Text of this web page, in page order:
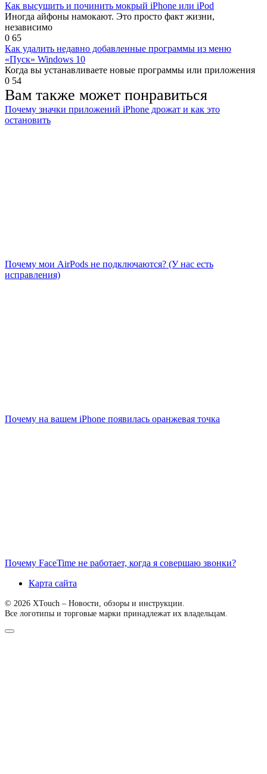
Как высушить и починить мокрый iPhone или iPod
Иногда айфоны намокают. Это просто факт жизни,
независимо
0 65
Как удалить недавно добавленные программы из меню
«Пуск» Windows 10
Когда вы устанавливаете новые программы или приложения
0 54
Вам также может понравиться
Почему значки приложений iPhone дрожат и как это
остановить
Почему мои AirPods не подключаются? (У нас есть
исправления)
Почему на вашем iPhone появилась оранжевая точка
Почему FaceTime не работает, когда я совершаю звонки?
Карта сайта
© 2026 XTouch – Новости, обзоры и инструкции.
Все логотипы и торговые марки принадлежат их владельцам.